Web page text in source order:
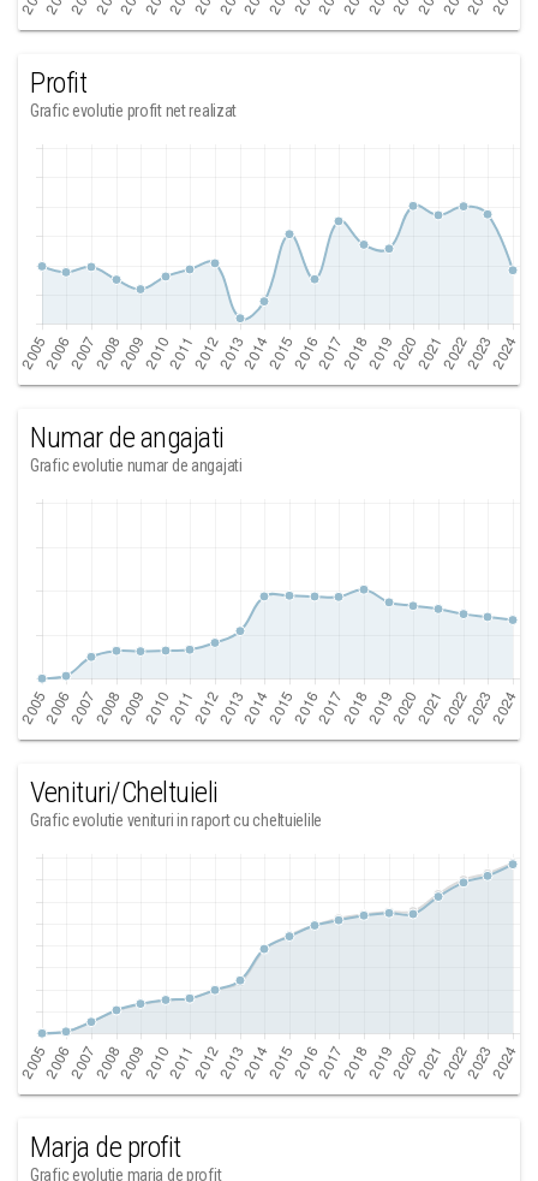
Profit
Grafic evolutie profit net realizat
Numar de angajati
Grafic evolutie numar de angajati
Venituri/Cheltuieli
Grafic evolutie venituri in raport cu cheltuielile
Marja de profit
Grafic evolutie marja de profit